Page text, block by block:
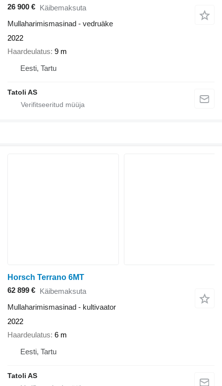
26 900 € Käibemaksuta
Mullaharimismasinad - vedruäke
2022
Haardeulatus 9 m
Eesti, Tartu
Tatoli AS
Horsch Terrano 6MT
62 899 € Käibemaksuta
Mullaharimismasinad - kultivaator
2022
Haardeulatus 6 m
Eesti, Tartu
Tatoli AS